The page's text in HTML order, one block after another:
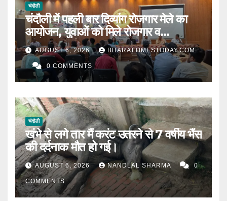
चंदौली
चंदौली में पहली बार दिव्यांग रोजगार मेले का
आयोजन, युवाओं को मिले रोजगार व
स्वरोजगार के अवसर ।
AUGUST 6, 2026 BHARATTIMESTODAY.COM
0 COMMENTS
चंदौली
खंभे से लगे तार मैं करंट उतरने से 7 वर्षीय भैंस
की दर्दनाक मौत हो गई।
AUGUST 6, 2026 NANDLAL SHARMA 0
COMMENTS